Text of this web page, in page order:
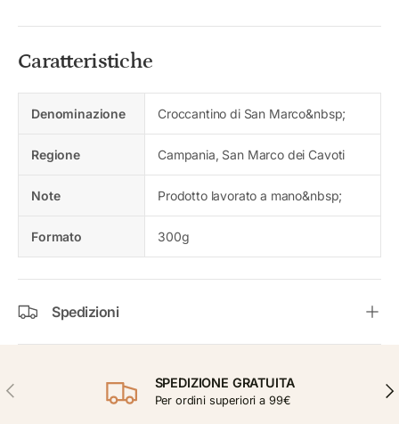
Caratteristiche
Denominazione Croccantino di San Marco&nbsp;
Regione Campania, San Marco dei Cavoti
Note Prodotto lavorato a mano&nbsp;
Formato 300g
Spedizioni
INDIETRO SPEDIZIONE GRATUITA
Per ordini superiori a 99€